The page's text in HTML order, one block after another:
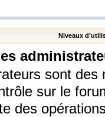
Niveaux
sont
sur le
des